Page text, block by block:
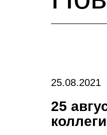
25.08.2021
25